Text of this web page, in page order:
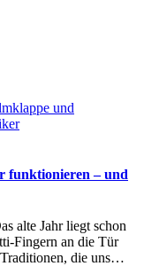
funktionieren – und
alte Jahr liegt schon
Fingern an die Tür
die uns…